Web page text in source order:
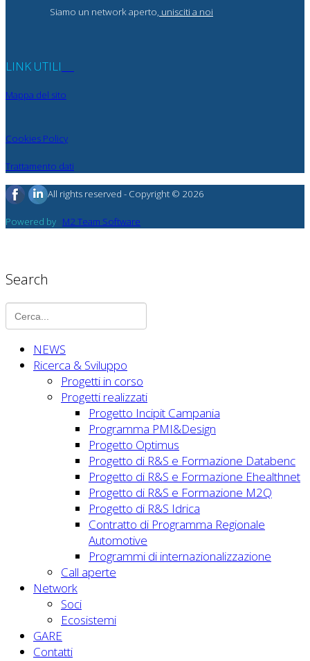
Siamo un network aperto, unisciti a noi
LINK UTILI
Mappa del sito
Cookies Policy
Trattamento dati
All rights reserved - Copyright © 2026
Powered by M2 Team Software
Search
NEWS
Ricerca & Sviluppo
Progetti in corso
Progetti realizzati
Progetto Incipit Campania
Programma PMI&Design
Progetto Optimus
Progetto di R&S e Formazione Databenc
Progetto di R&S e Formazione Ehealthnet
Progetto di R&S e Formazione M2Q
Progetto di R&S Idrica
Contratto di Programma Regionale
Automotive
Programmi di internazionalizzazione
Call aperte
Network
Soci
Ecosistemi
GARE
Contatti